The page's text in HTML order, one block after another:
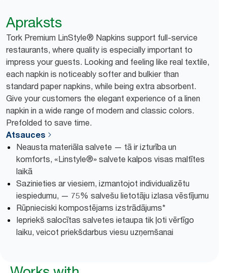
Apraksts
Tork Premium LinStyle® Napkins support full-service
restaurants, where quality is especially important to
impress your guests. Looking and feeling like real textile,
each napkin is noticeably softer and bulkier than
standard paper napkins, while being extra absorbent.
Give your customers the elegant experience of a linen
napkin in a wide range of modern and classic colors.
Prefolded to save time.
Atsauces
Neausta materiāla salvete — tā ir izturība un
komforts, «Linstyle®» salvete kalpos visas maltītes
laikā
Sazinieties ar viesiem, izmantojot individualizētu
iespiedumu, — 75% salvešu lietotāju izlasa vēstījumu
Rūpnieciski kompostējams izstrādājums*
Iepriekš salocītas salvetes ietaupa tik ļoti vērtīgo
laiku, veicot priekšdarbus viesu uzņemšanai